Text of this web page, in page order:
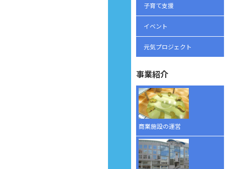
子育て支援
イベント
元気プロジェクト
事業紹介
商業施設の運営